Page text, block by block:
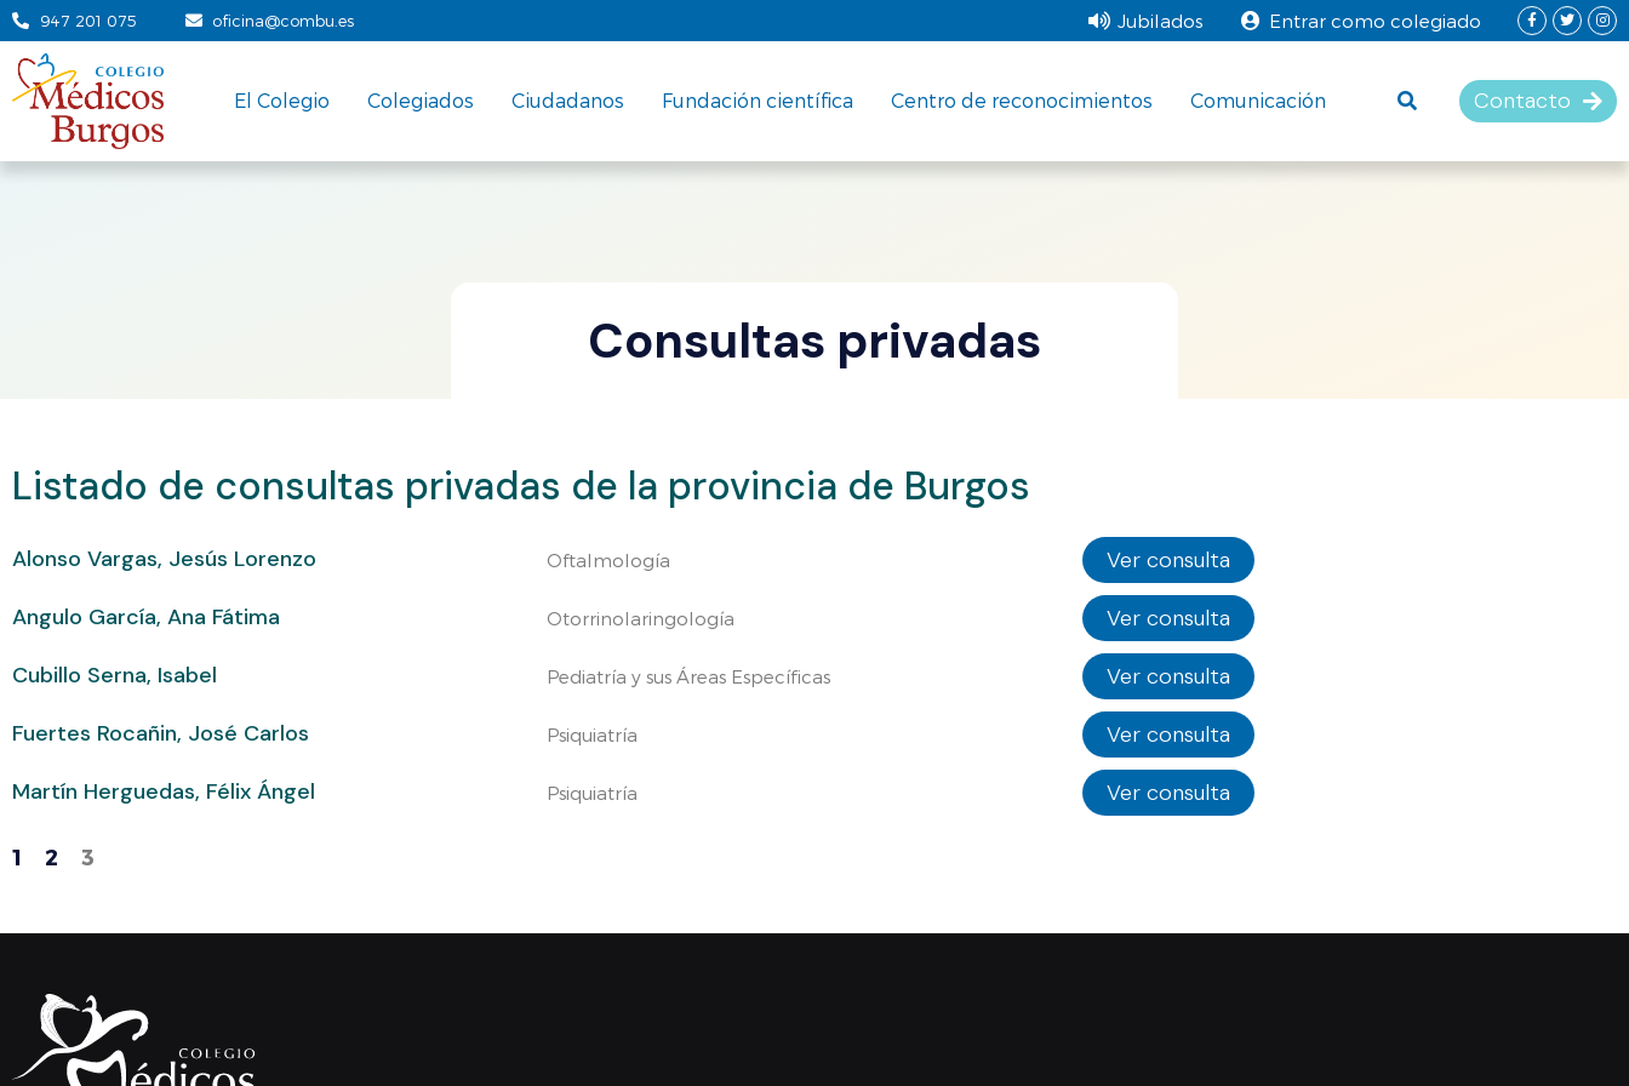
947 201 075 oficina@combu.es Jubilados Entrar como colegiado
El Colegio Colegiados Ciudadanos Fundación científica Centro de reconocimientos Comunicación Contacto
Consultas privadas
Listado de consultas privadas de la provincia de Burgos
Alonso Vargas, Jesús Lorenzo Oftalmología
Ver consulta
Angulo García, Ana Fátima
Otorrinolaringología
Ver consulta
Cubillo Serna, Isabel
Pediatría y sus Áreas Específicas
Ver consulta
Fuertes Rocañin, José Carlos
Psiquiatría
Ver consulta
Martín Herguedas, Félix Ángel
Psiquiatría Ver consulta
1 2 3